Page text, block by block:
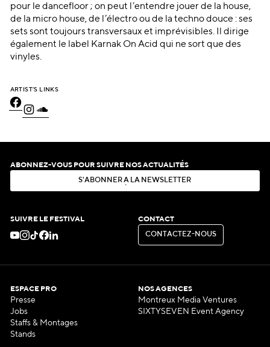
pour le dancefloor ; on peut l’entendre jouer de la house,
de la micro house, de l’électro ou de la techno douce : ses
sets sont toujours transversaux et imprévisibles. Il dirige
également le label Karnak On Acid qui ne sort que des
vinyles.
ARTIST’S LINKS
ABONNEZ-VOUS POUR SUIVRE NOS ACTUALITÉS
S'ABON N ER À LA N EWSLE ER
SUIVRE LE FESTIVAL CONTACT
CON ACT EZ-N OUS
CONTACTEZ-NOUS
ESPACE PRO
Presse
Jobs
Staffs & Montages
Stands
NOS AGENCES
Montreux Media Ventures
SIXTYSEVEN Event Agency